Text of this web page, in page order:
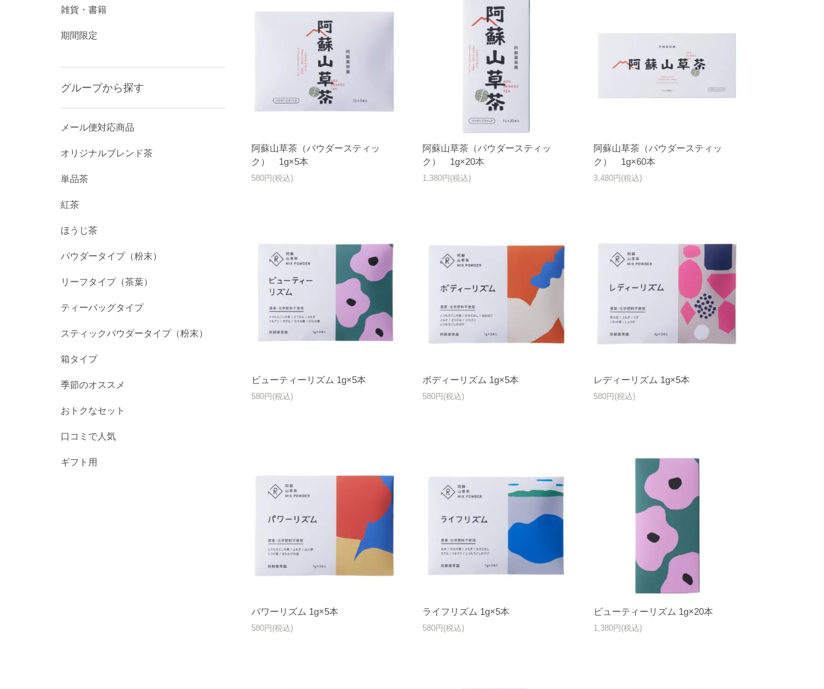
阿蘇山草茶（パウダースティッ
ク） 1g×5本
580円(税込)
阿蘇山草茶（パウダースティッ
ク） 1g×20本
1,380円(税込)
阿蘇山草茶（パウダースティッ
ク） 1g×60本
3,480円(税込)
ビューティーリズム 1g×5本
580円(税込)
ボディーリズム 1g×5本
580円(税込)
レディーリズム 1g×5本
580円(税込)
パワーリズム 1g×5本
580円(税込)
ライフリズム 1g×5本
580円(税込)
ビューティーリズム 1g×20本
1,380円(税込)
雑貨・書籍
期間限定
グループから探す
メール便対応商品
オリジナルブレンド茶
単品茶
紅茶
ほうじ茶
パウダータイプ（粉末）
リーフタイプ（茶葉）
ティーバッグタイプ
スティックパウダータイプ（粉末）
箱タイプ
季節のオススメ
おトクなセット
口コミで人気
ギフト用